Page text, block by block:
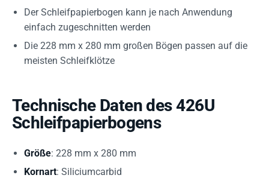
Der Schleifpapierbogen kann je nach Anwendung
einfach zugeschnitten werden
Die 228 mm x 280 mm großen Bögen passen auf die
meisten Schleifklötze
Technische Daten des 426U
Schleifpapierbogens
Größe: 228 mm x 280 mm
Kornart: Siliciumcarbid